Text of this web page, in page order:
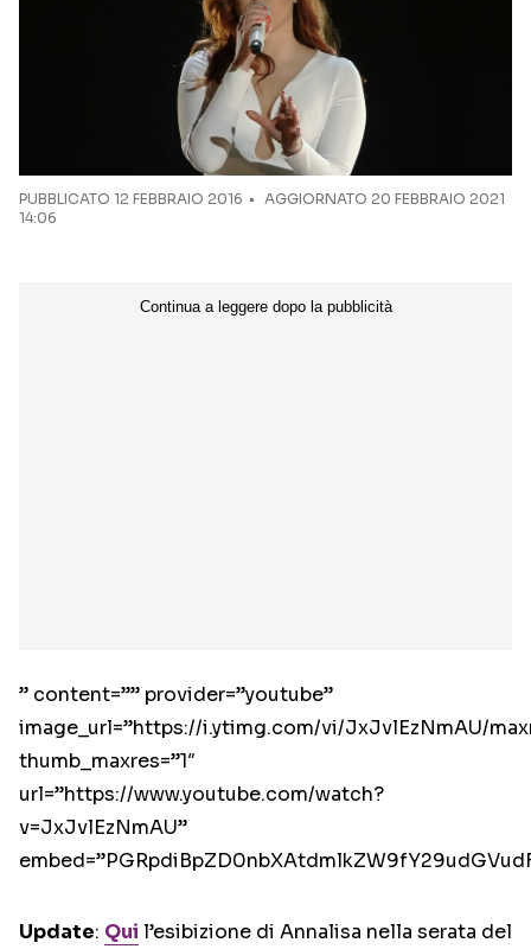
PUBBLICATO 12 FEBBRAIO 2016
AGGIORNATO 20 FEBBRAIO 2021
14:06
” content=”” provider=”youtube”
image_url=”https://i.ytimg.com/vi/JxJvlEzNmAU/
thumb_maxres=”1″
url=”https://www.youtube.com/watch?
v=JxJvlEzNmAU”
Update: Qui l’esibizione di Annalisa nella serata del